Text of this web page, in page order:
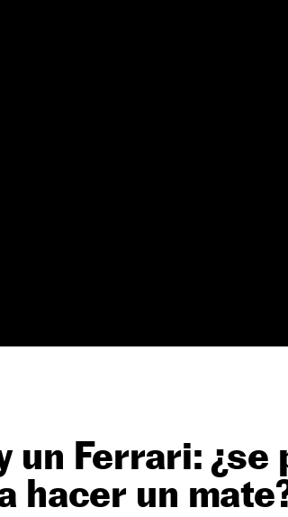
un Ferrari: ¿se
hacer un